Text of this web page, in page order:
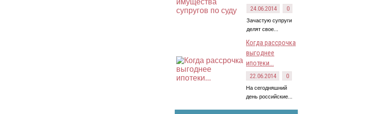
24.06.2014 0
Зачастую супруги
делят свое...
Когда рассрочка
выгоднее
ипотеки...
22.06.2014 0
На сегодняшний
день российские...